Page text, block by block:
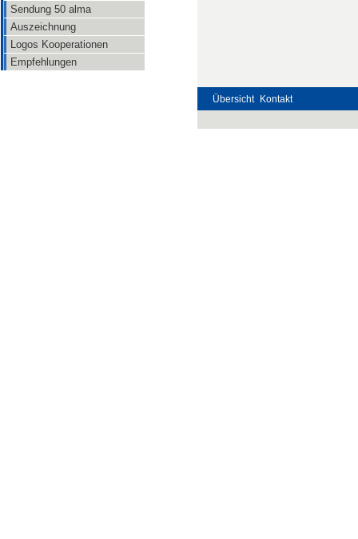
Sendung 50 alma
Auszeichnung
Logos Kooperationen
Empfehlungen
Übersicht Kontakt